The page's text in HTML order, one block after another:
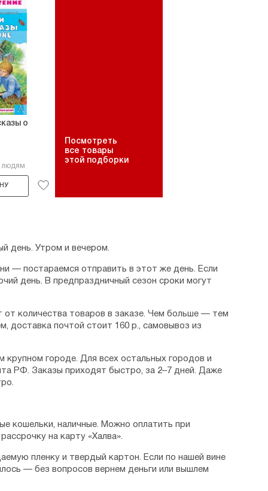
о
людям
Посмотреть
все товары
этой подборки
день. Утром и вечером.
— постараемся отправить в этот же день. Если
день. В предпраздничный сезон сроки могут
от количества товаров в заказе. Чем больше — тем
доставка почтой стоит 160 р., самовывоз из
крупном городе. Для всех остальных городов и
РФ. Заказы приходят быстро, за 2–7 дней. Даже
кошельки, наличные. Можно оплатить при
на карту «Халва».
пленку и твердый картон. Если по нашей вине
— без вопросов вернем деньги или вышлем